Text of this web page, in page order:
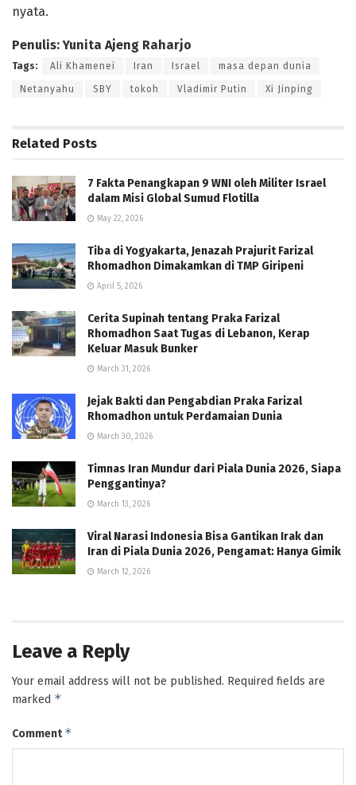
nyata.
Penulis: Yunita Ajeng Raharjo
Tags: Ali Khamenei Iran Israel masa depan dunia
Netanyahu SBY tokoh Vladimir Putin Xi Jinping
Related Posts
7 Fakta Penangkapan 9 WNI oleh Militer Israel
dalam Misi Global Sumud Flotilla
May 22, 2026
Tiba di Yogyakarta, Jenazah Prajurit Farizal
Rhomadhon Dimakamkan di TMP Giripeni
April 5, 2026
Cerita Supinah tentang Praka Farizal
Rhomadhon Saat Tugas di Lebanon, Kerap
Keluar Masuk Bunker
March 31, 2026
Jejak Bakti dan Pengabdian Praka Farizal
Rhomadhon untuk Perdamaian Dunia
March 30, 2026
Timnas Iran Mundur dari Piala Dunia 2026, Siapa
Penggantinya?
March 13, 2026
Viral Narasi Indonesia Bisa Gantikan Irak dan
Iran di Piala Dunia 2026, Pengamat: Hanya Gimik
March 12, 2026
Leave a Reply
Your email address will not be published. Required fields are
marked *
Comment*